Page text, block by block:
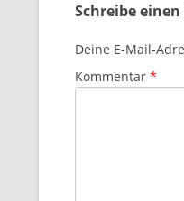
Schreibe
Deine E-Mail-
Kommentar *